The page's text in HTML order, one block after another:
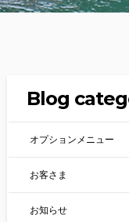
Blog
オプションメニュー
お客さま
お知らせ